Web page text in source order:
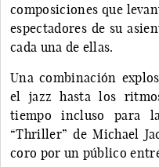
composiciones que
espectadores de su
cada una de ellas.
Una combinación
el jazz hasta los
tiempo incluso para
“Thriller” de Michael
coro por un público